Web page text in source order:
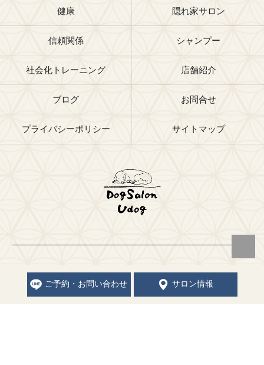
ご予約・お問い合わせ サロン情報
健康 隠れ家サロン
信頼関係 シャンプー
社会化トレーニング 店舗紹介
ブログ お問合せ
プライバシーポリシー サイトマップ
RIGHTS RESERVED.